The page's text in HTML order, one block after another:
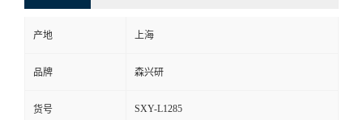
产地 上海
品牌 森兴研
货号 SXY-L1285